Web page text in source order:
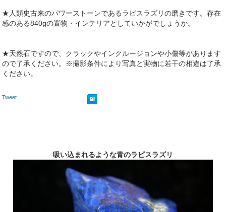
★人類史古来のパワーストーンであるラピスラズリの磨きです。存在
感のある840gの置物・インテリアとしていかがでしょうか。
★天然石ですので、クラックやインクルージョンや小傷等があります
ので了承ください。※撮影条件により写真と実物に若干の相違は了承
ください。
Tweet
吸い込まれるような青のラピスラズリ